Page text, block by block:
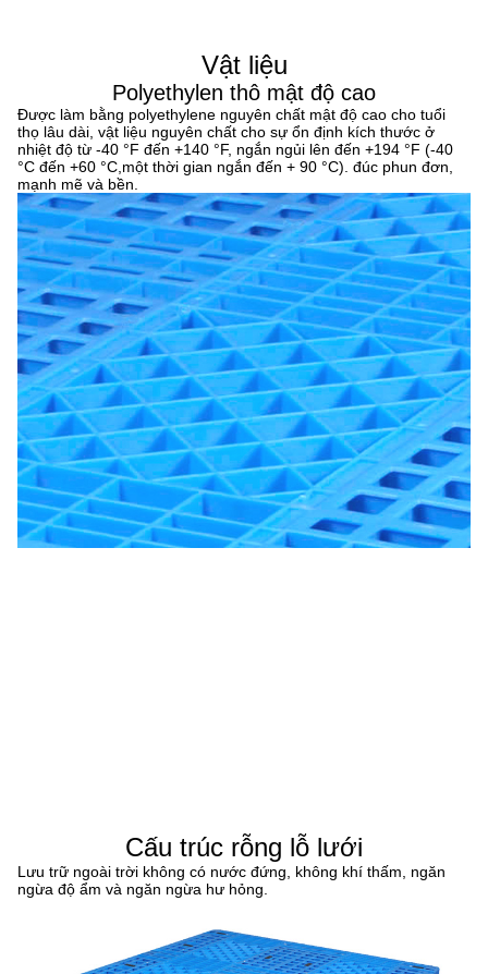
Vật liệu
Polyethylen thô mật độ cao
Được làm bằng polyethylene nguyên chất mật độ cao cho tuổi
thọ lâu dài, vật liệu nguyên chất cho sự ổn định kích thước ở
nhiệt độ từ -40 °F đến +140 °F, ngắn ngủi lên đến +194 °F (-40
°C đến +60 °C,một thời gian ngắn đến + 90 °C). đúc phun đơn,
mạnh mẽ và bền.
Cấu trúc rỗng lỗ lưới
Lưu trữ ngoài trời không có nước đứng, không khí thấm, ngăn
ngừa độ ẩm và ngăn ngừa hư hỏng.